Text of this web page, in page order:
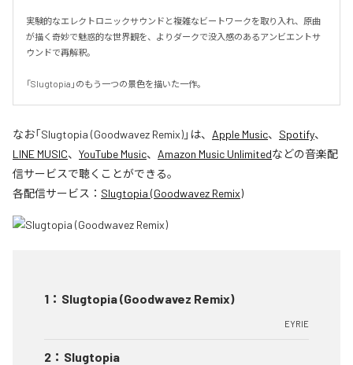
実験的なエレクトロニックサウンドと複雑なビートワークを取り入れ、原曲
が描く奇妙で魅惑的な世界観を、よりダークで没入感のあるアンビエントサ
ウンドで再解釈。
「Slugtopia」のもう一つの景色を描いた一作。
なお「Slugtopia (Goodwavez Remix)」は、 Apple Music、 Spotify、
LINE MUSIC、 YouTube Music、 Amazon Music Unlimitedなどの音楽配
信サービスで聴くことができる。
各配信サービス： Slugtopia (Goodwavez Remix)
1 ： Slugtopia (Goodwavez Remix)
EYRIE
2 ： Slugtopia